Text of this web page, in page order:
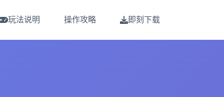
玩法说明 操作攻略 即刻下载